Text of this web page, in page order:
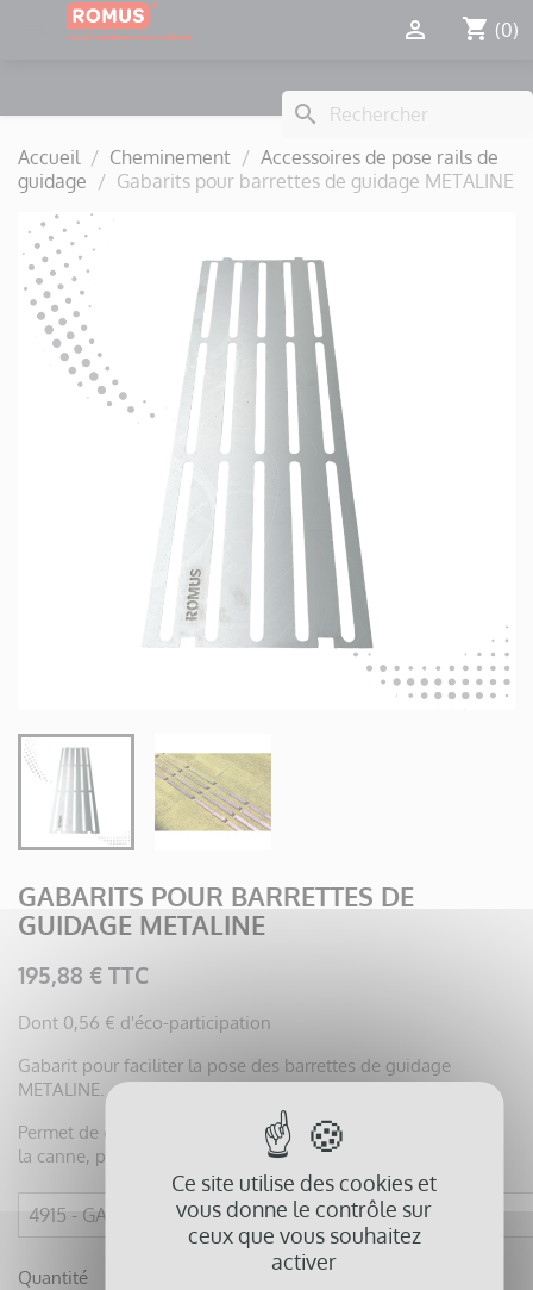
shopping_cart (0)

search
Accueil Cheminement
Accessoires de pose rails de
guidage
Gabarits pour barrettes de guidage METALINE
GABARITS POUR BARRETTES DE
GUIDAGE METALINE
195,88 € TTC
Dont 0,56 € d'éco-participation
Gabarit pour faciliter la pose des barrettes de guidage
METALINE.
Permet de créer un chemin de guidage en relief, détectable à
la canne, pour les personnes aveugles ou malvoyantes.
Quantité
Panneau de gestion des cookies
Ce site utilise des cookies et
vous donne le contrôle sur
ceux que vous souhaitez
activer